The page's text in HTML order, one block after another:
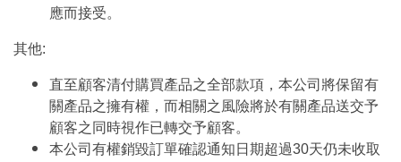
應而接受。
其他:
直至顧客清付購買產品之全部款項，本公司將保留有
關產品之擁有權，而相關之風險將於有關產品送交予
顧客之同時視作已轉交予顧客。
本公司有權銷毀訂單確認通知日期超過30天仍未收取